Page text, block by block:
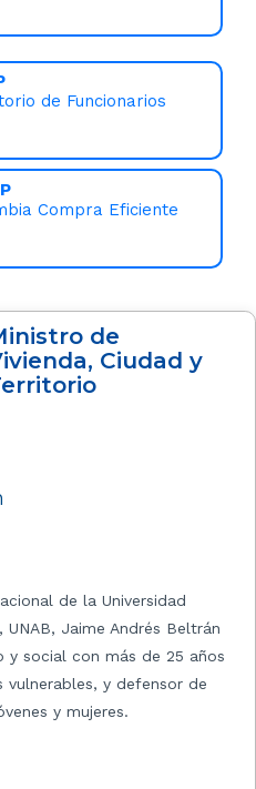
de Funcionarios
Compra Eficiente
de
Ciudad y
de la Universidad
Jaime Andrés Beltrán
y social con más de 25 años
y defensor de
y mujeres.